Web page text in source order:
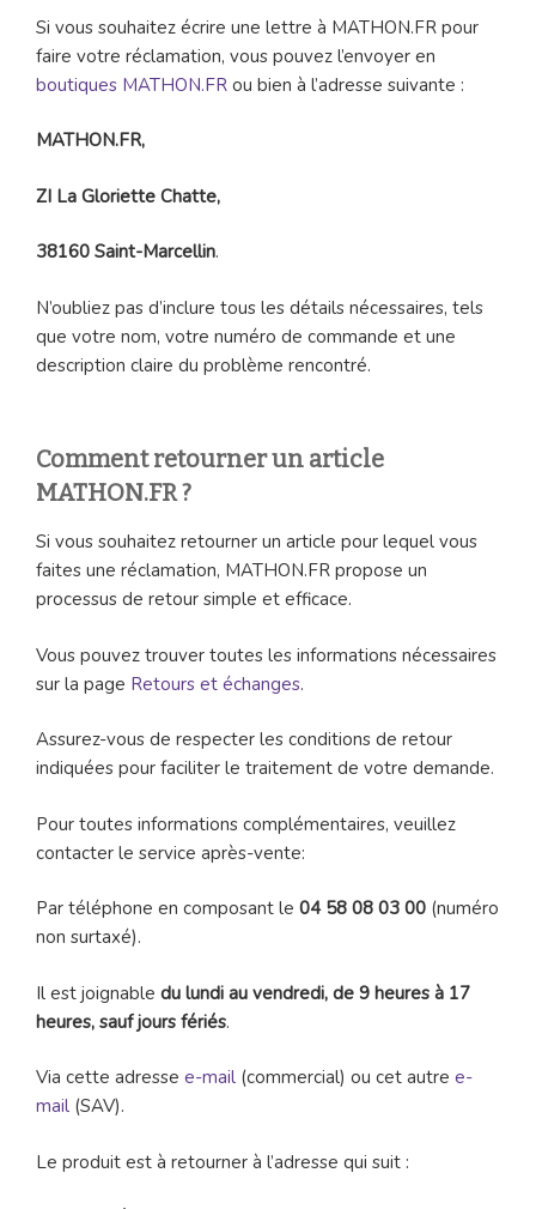
Si vous souhaitez écrire une lettre à MATHON.FR pour
faire votre réclamation, vous pouvez l’envoyer en
boutiques MATHON.FR ou bien à l’adresse suivante :
MATHON.FR,
ZI La Gloriette Chatte,
38160 Saint-Marcellin.
N’oubliez pas d’inclure tous les détails nécessaires, tels
que votre nom, votre numéro de commande et une
description claire du problème rencontré.
Comment retourner un article
MATHON.FR ?
Si vous souhaitez retourner un article pour lequel vous
faites une réclamation, MATHON.FR propose un
processus de retour simple et efficace.
Vous pouvez trouver toutes les informations nécessaires
sur la page Retours et échanges.
Assurez-vous de respecter les conditions de retour
indiquées pour faciliter le traitement de votre demande.
Pour toutes informations complémentaires, veuillez
contacter le service après-vente:
Par téléphone en composant le 04 58 08 03 00 (numéro
non surtaxé).
Il est joignable du lundi au vendredi, de 9 heures à 17
heures, sauf jours fériés.
Via cette adresse e-mail (commercial) ou cet autre e-
mail (SAV).
Le produit est à retourner à l’adresse qui suit :